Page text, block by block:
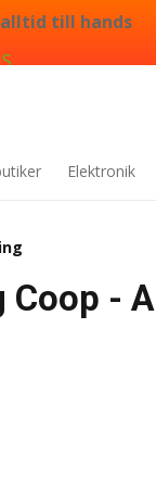
till hands
Elektronik
Coop -